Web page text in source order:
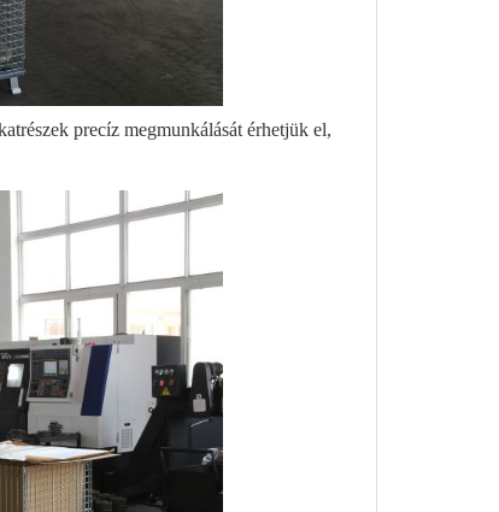
precíz megmunkálását érhetjük el,